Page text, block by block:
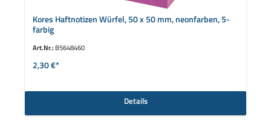
Kores Haftnotizen Würfel, 50 x 50 mm, neonfarben, 5-
farbig
Art.Nr.: B5648460
2,30 €*
Details